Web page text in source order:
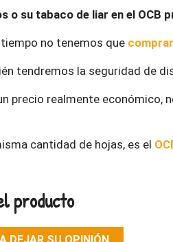
o su tabaco de liar en el OCB
no tenemos que
tendremos la seguridad de
precio realmente económico,
cantidad de hojas, es el
producto